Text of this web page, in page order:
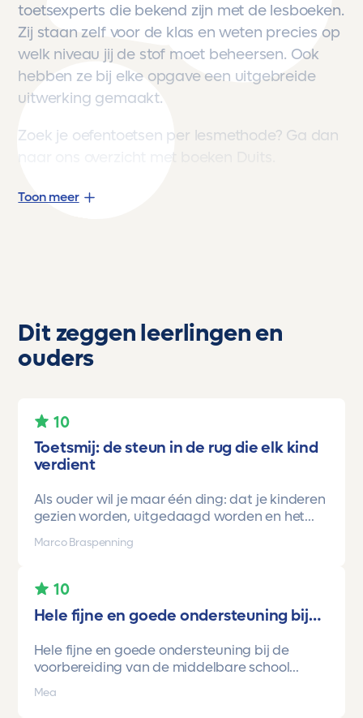
Toon meer
toetsexperts die bekend zijn met de lesboeken.
Zij staan zelf voor de klas en weten precies op
welk niveau jij de stof moet beheersen. Ook
hebben ze bij elke opgave een uitgebreide
uitwerking gemaakt.
Zoek je oefentoetsen per lesmethode? Ga dan
ons overzicht met boeken Duits
Dit zeggen leerlingen en
ouders
10
Toetsmij: de steun in de rug die elk kind
verdient
Als ouder wil je maar één ding: dat je kinderen
gezien worden, uitgedaagd worden en het
zelf soms denken. Voor ons is Toetsmij daarin
kader. Een lieve, slimme meid, maar soms
toetsen van Toetsmij.....helder, betrouwbaar,
precies op niveau en altijd met ruimte om te
groeien kreeg ze stap voor stap het
Marco Braspenning
10
Hele fijne en goede ondersteuning bij…
Hele fijne en goede ondersteuning bij de
voorbereiding van de middelbare school
toetsen. Havo/vwo brugjaren gebruik
gemaakt van Toetsmij. Realistische toetsen.
Mea